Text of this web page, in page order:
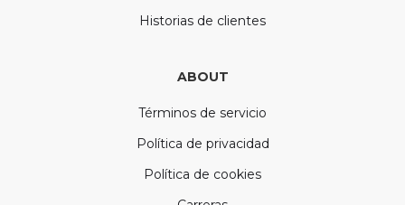
Historias de clientes
ABOUT
Términos de servicio
Política de privacidad
Política de cookies